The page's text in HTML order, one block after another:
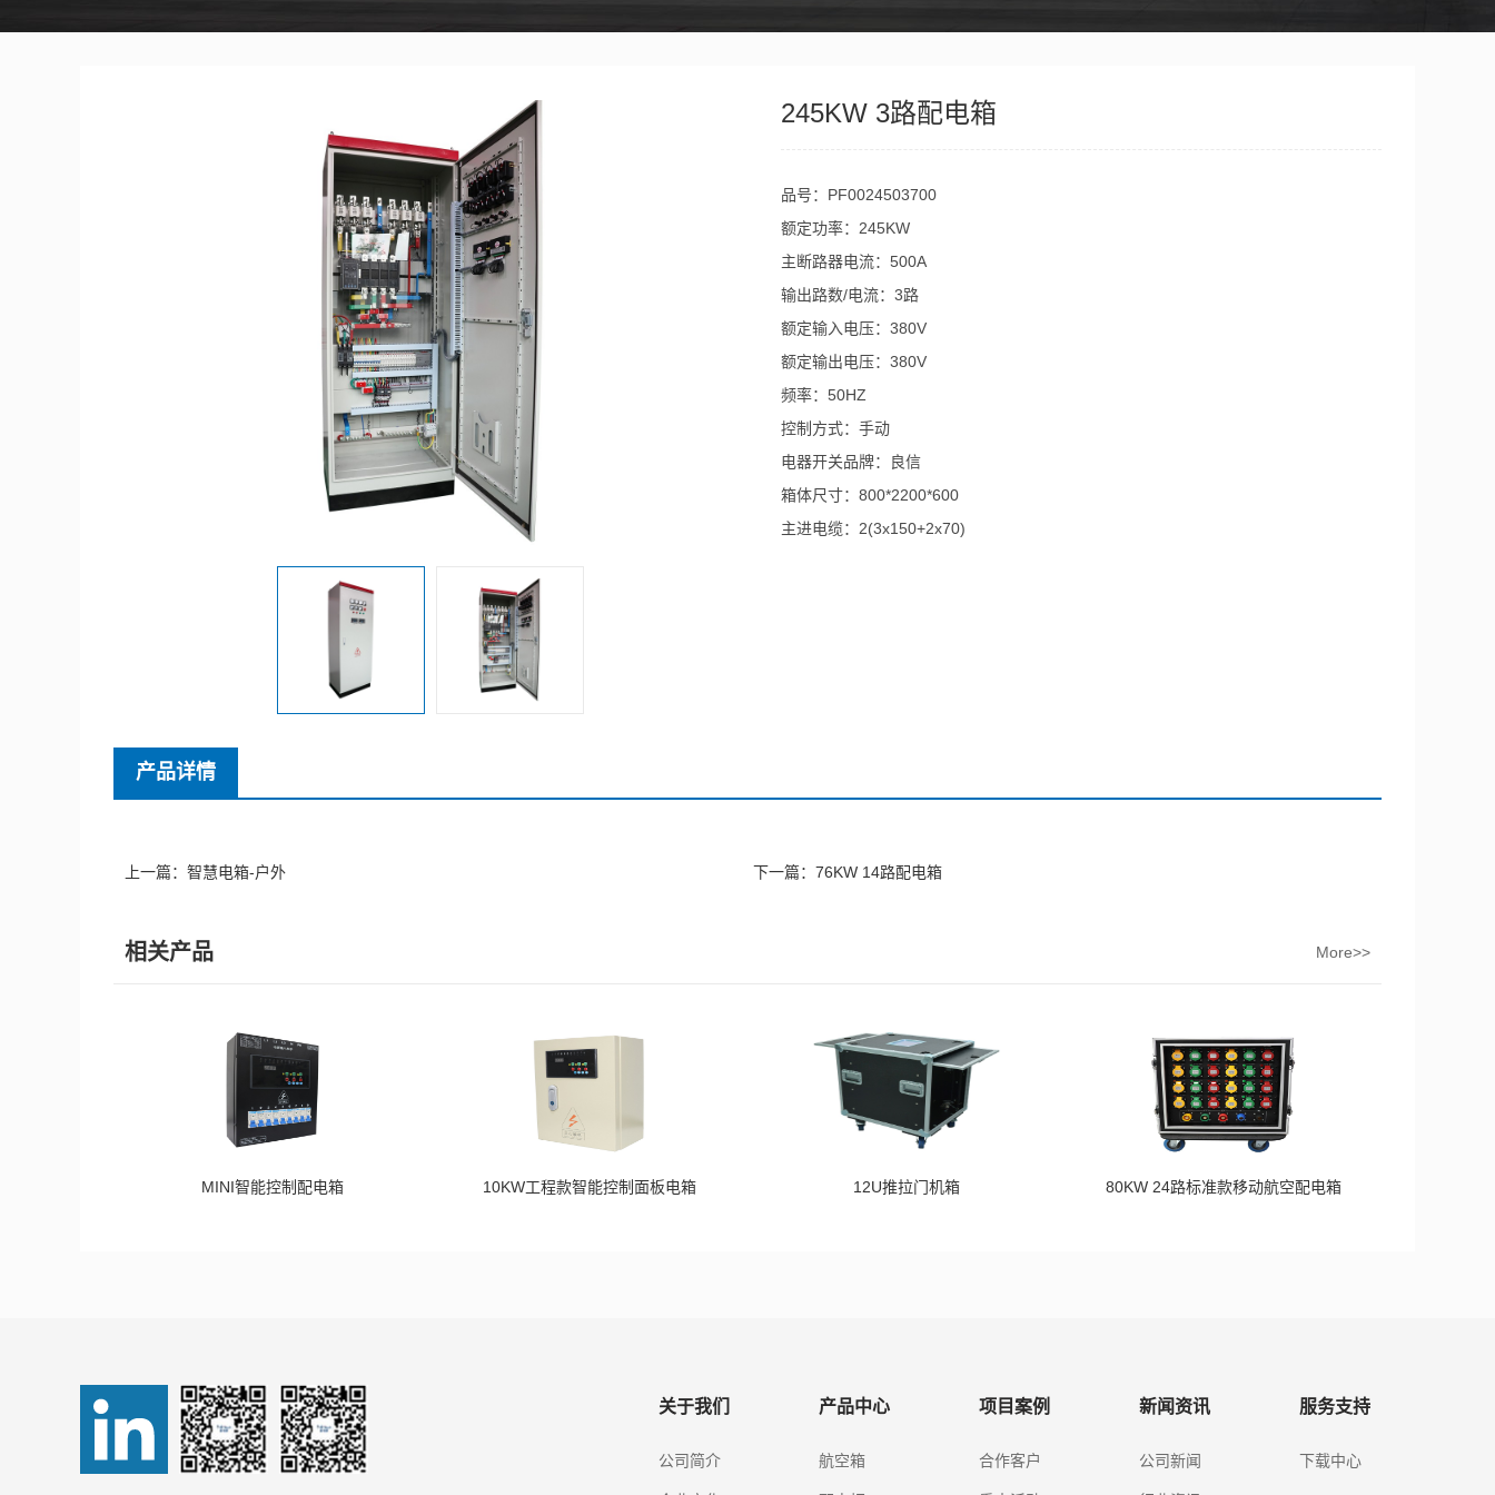
245KW 3路配电箱
品号：PF0024503700
额定功率：245KW
主断路器电流：500A
输出路数/电流：3路
额定输入电压：380V
额定输出电压：380V
频率：50HZ
控制方式：手动
电器开关品牌：良信
箱体尺寸：800*2200*600
主进电缆：2(3x150+2x70)
产品详情
上一篇： 智慧电箱-户外 下一篇： 76KW 14路配电箱
相关产品 More>>
MINI智能控制配电箱 10KW工程款智能控制面板电箱 12U推拉门机箱 80KW 24路标准款移动航空配电箱
关于我们
公司简介
产品中心
航空箱
项目案例
合作客户
新闻资讯
公司新闻
服务支持
下载中心